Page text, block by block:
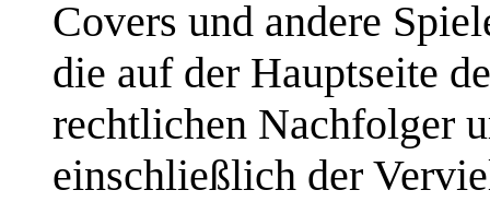
Covers und andere
die auf der Hauptseite
rechtlichen Nachfolger
einschließlich der